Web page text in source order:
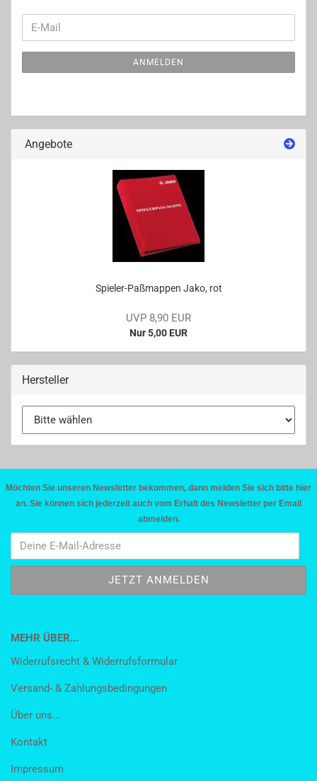
WEITER
ZUR
NEWSLETTER-
E-
Mail
ANMELDEN
Angebote
Spieler-​Paßmappen Jako, rot
UVP 8,90 EUR
Nur 5,00 EUR
Hersteller
Möchten Sie unseren Newsletter bekommen, dann melden Sie sich bitte hier
an. Sie können sich jederzeit auch vom Erhalt des Newsletter per Email
abmelden.
MEHR ÜBER...
Widerrufsrecht & Widerrufsformular
Versand- & Zahlungsbedingungen
Über uns...
Kontakt
Impressum